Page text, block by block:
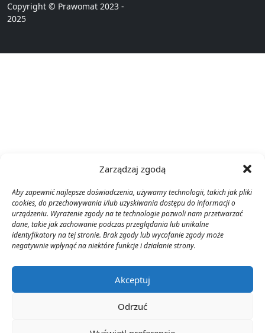
Zarządzaj zgodą
Aby zapewnić najlepsze doświadczenia, używamy technologii, takich jak pliki
cookies, do przechowywania i/lub uzyskiwania dostępu do informacji o
urządzeniu. Wyrażenie zgody na te technologie pozwoli nam przetwarzać
dane, takie jak zachowanie podczas przeglądania lub unikalne
identyfikatory na tej stronie. Brak zgody lub wycofanie zgody może
negatywnie wpłynąć na niektóre funkcje i działanie strony.
Akceptuj
Odrzuć
Copyright © Prawomat 2023 -
2025